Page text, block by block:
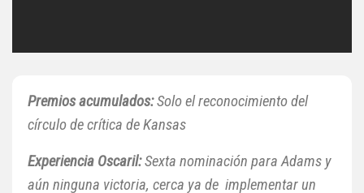
Premios acumulados:Solo el reconocimiento del
círculo de crítica de Kansas
Experiencia Oscaril:Sexta nominación para Adams y
aún ninguna victoria, cerca ya de implementar un